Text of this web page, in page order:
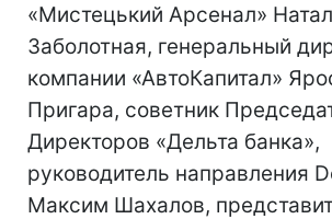
«Мистецький Арсенал»
Заболотная, генеральный
компании «АвтоКапитал»
Пригара, советник
Директоров «Дельта банка»,
руководитель направления
Максим Шахалов,